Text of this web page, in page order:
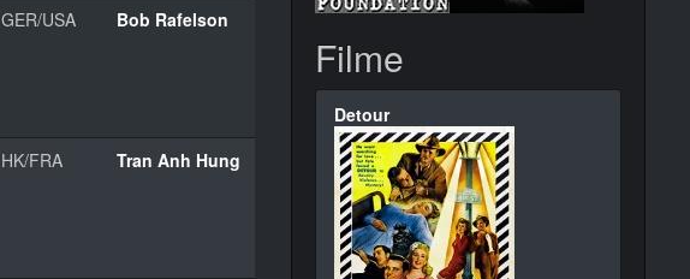
GER/USA Bob Rafelson
HK/FRA Tran Anh Hung
Filme
Detour